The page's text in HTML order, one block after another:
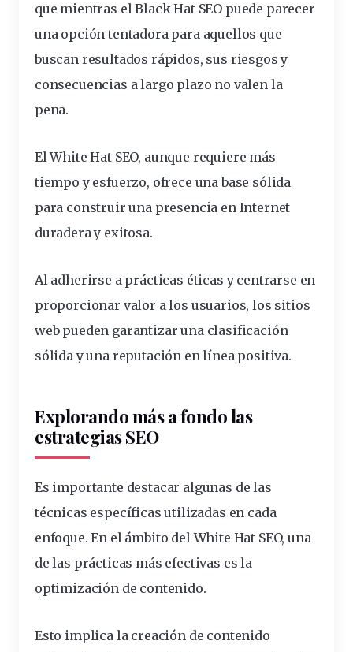
que mientras el Black Hat SEO puede parecer
una opción tentadora para aquellos que
buscan resultados rápidos, sus riesgos y
consecuencias a largo plazo no valen la
pena.
El White Hat SEO, aunque requiere más
tiempo y esfuerzo, ofrece una base sólida
para construir una presencia en Internet
duradera y exitosa.
Al adherirse a prácticas éticas y centrarse en
proporcionar valor a los usuarios, los sitios
web pueden garantizar una clasificación
sólida y una reputación en línea positiva.
Explorando más a fondo las
estrategias SEO
Es importante destacar algunas de las
técnicas específicas utilizadas en cada
enfoque. En el ámbito del White Hat SEO, una
de las prácticas más efectivas es la
optimización de contenido.
Esto implica la creación de contenido